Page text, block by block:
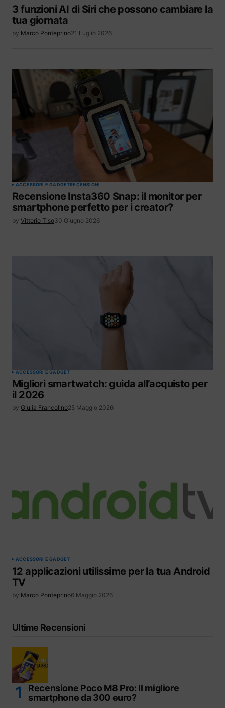
3 funzioni AI di Siri che possono cambiare la
tua giornata
by Marco Ponteprino21 Luglio 2026
ACCESSORI E GADGETRECENSIONI
Recensione Insta360 Snap: il monitor per
smartphone perfetto per i creator?
by Vittorio Tiso30 Giugno 2026
ACCESSORI E GADGET
Migliori smartwatch: guida all’acquisto per
il 2026
by Giulia Francolino25 Maggio 2026
ACCESSORI E GADGET
12 applicazioni utilissime per la tua Android
TV
by Marco Ponteprino6 Maggio 2026
Ultime Recensioni
Recensione Poco M8 Pro: Il migliore
smartphone da 300 euro?